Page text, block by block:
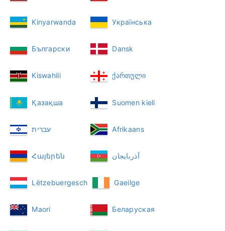
Kinyarwanda Українська
Български Dansk
Kiswahili ქართული
Қазақша Suomen kieli
עברית Afrikaans
Հայերեն آذربايجان
Lëtzebuergesch Gaeilge
Maori Беларуская